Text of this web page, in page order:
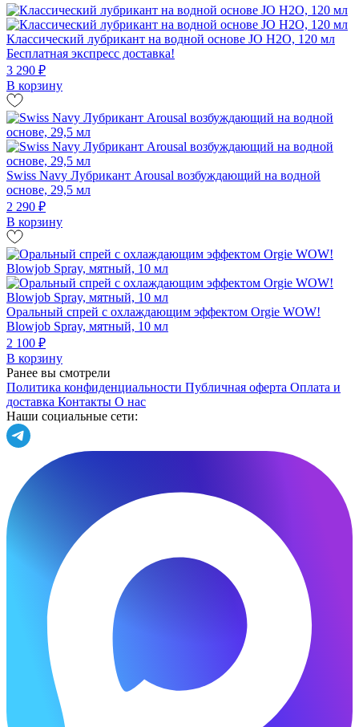
Классический лубрикант на водной основе JO H2O, 120 мл
Бесплатная экспресс доставка!
3 290 ₽
В корзину
Swiss Navy Лубрикант Arousal возбуждающий на водной
основе, 29,5 мл
2 290 ₽
В корзину
Оральный спрей с охлаждающим эффектом Orgie WOW!
Blowjob Spray, мятный, 10 мл
2 100 ₽
В корзину
Ранее вы смотрели
Политика конфиденциальности Публичная оферта Оплата и
доставка Контакты О нас
Наши социальные сети: